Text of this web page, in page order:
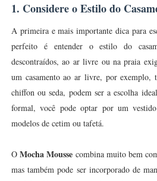
1. Considere o Estilo do
A primeira e mais importante dica para
perfeito é entender o estilo do
descontraídos, ao ar livre ou na praia
um casamento ao ar livre, por exemplo,
chiffon ou seda, podem ser a escolha
formal, você pode optar por um
modelos de cetim ou tafetá.
OMocha Mousse combina muito bem
mas também pode ser incorporado de